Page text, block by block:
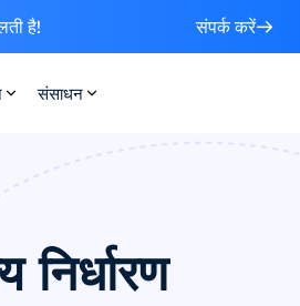
है! संपर्क करें
संसाधन